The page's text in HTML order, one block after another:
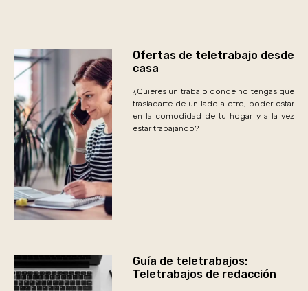
Ofertas de teletrabajo desde
casa
¿Quieres un trabajo donde no tengas que
trasladarte de un lado a otro, poder estar
en la comodidad de tu hogar y a la vez
estar trabajando?
Guía de teletrabajos:
Teletrabajos de redacción